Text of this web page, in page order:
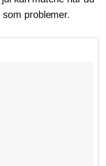
problemer.